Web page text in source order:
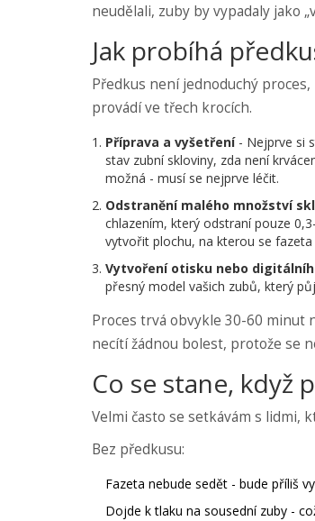
neudělali, zuby by vypadaly jako
Jak probíhá
Předkus není jednoduchý
provádí ve třech krocích.
Příprava a vyšetření- Nejprve si
stav zubní skloviny, zda není
možná - musí se nejprve léčit.
Odstranění malého množství
chlazením, který odstraní pouze
vytvořit plochu, na kterou se
Vytvoření otisku nebo
přesný model vašich zubů, který
Proces trvá obvykle 30-60 minut
necítí žádnou bolest, protože se
Co se stane, když
Velmi často se setkávám s lidmi,
Bez předkusu:
Fazeta nebude sedět - bude příliš
Dojde k tlaku na sousední zuby -